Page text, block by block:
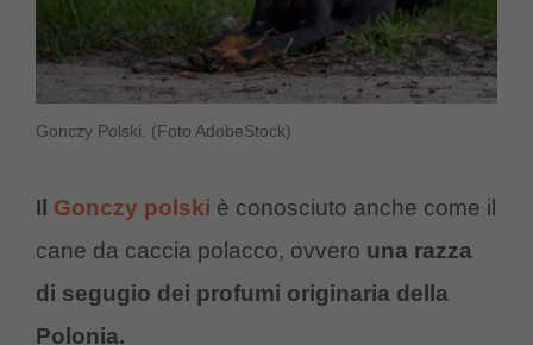
Gonczy Polski. (Foto AdobeStock)
Il Gonczy polski è conosciuto anche come il
cane da caccia polacco, ovvero una razza
di segugio dei profumi originaria della
Polonia.